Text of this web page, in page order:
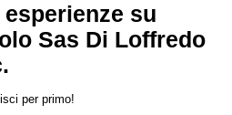
su
Sas Di Loffredo
per primo!